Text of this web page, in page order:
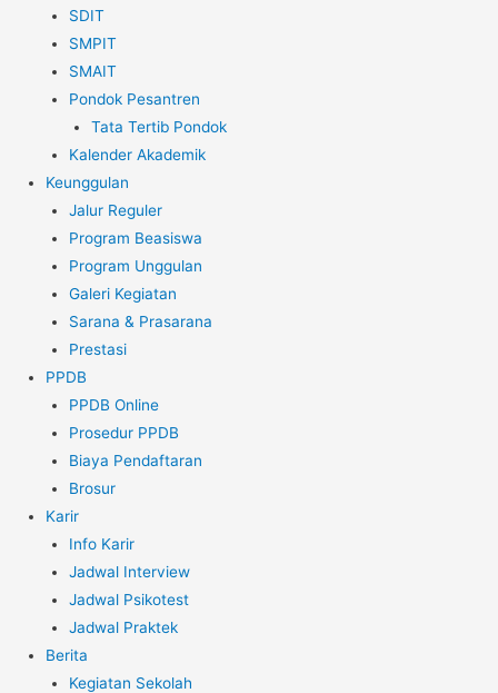
SDIT
SMPIT
SMAIT
Pondok Pesantren
Tata Tertib Pondok
Kalender Akademik
Keunggulan
Jalur Reguler
Program Beasiswa
Program Unggulan
Galeri Kegiatan
Sarana & Prasarana
Prestasi
PPDB
PPDB Online
Prosedur PPDB
Biaya Pendaftaran
Brosur
Karir
Info Karir
Jadwal Interview
Jadwal Psikotest
Jadwal Praktek
Berita
Kegiatan Sekolah